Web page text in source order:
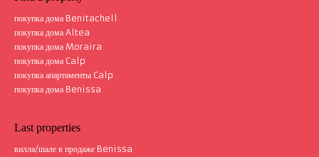
Дом вилла Benitachell
покупка дома Benitachell
покупка дома Altea
покупка дома Moraira
покупка дома Calp
покупка апартаменты Calp
покупка дома Benissa
Last properties
вилла/шале в продаже Benissa